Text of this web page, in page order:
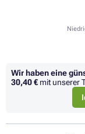
Wir haben eine
30,40 € mit unserer